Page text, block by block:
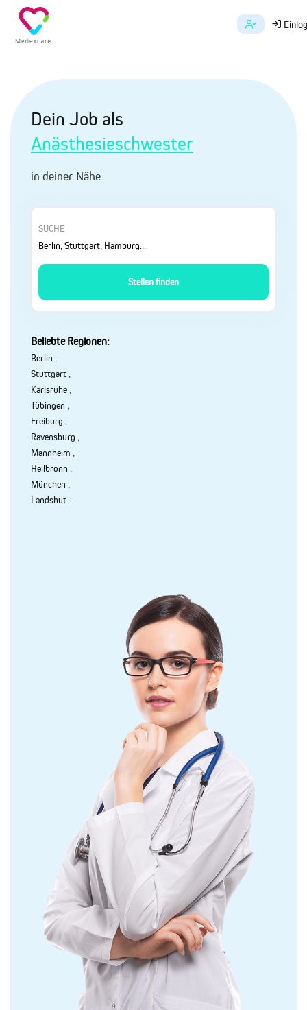
Dein Job als
Anästhesieschwester
in deiner Nähe
SUCHE
Stellen finden
Beliebte Regionen:
Berlin ,
Stuttgart ,
Karlsruhe ,
Tübingen ,
Freiburg ,
Ravensburg ,
Mannheim ,
Heilbronn ,
München ,
Landshut